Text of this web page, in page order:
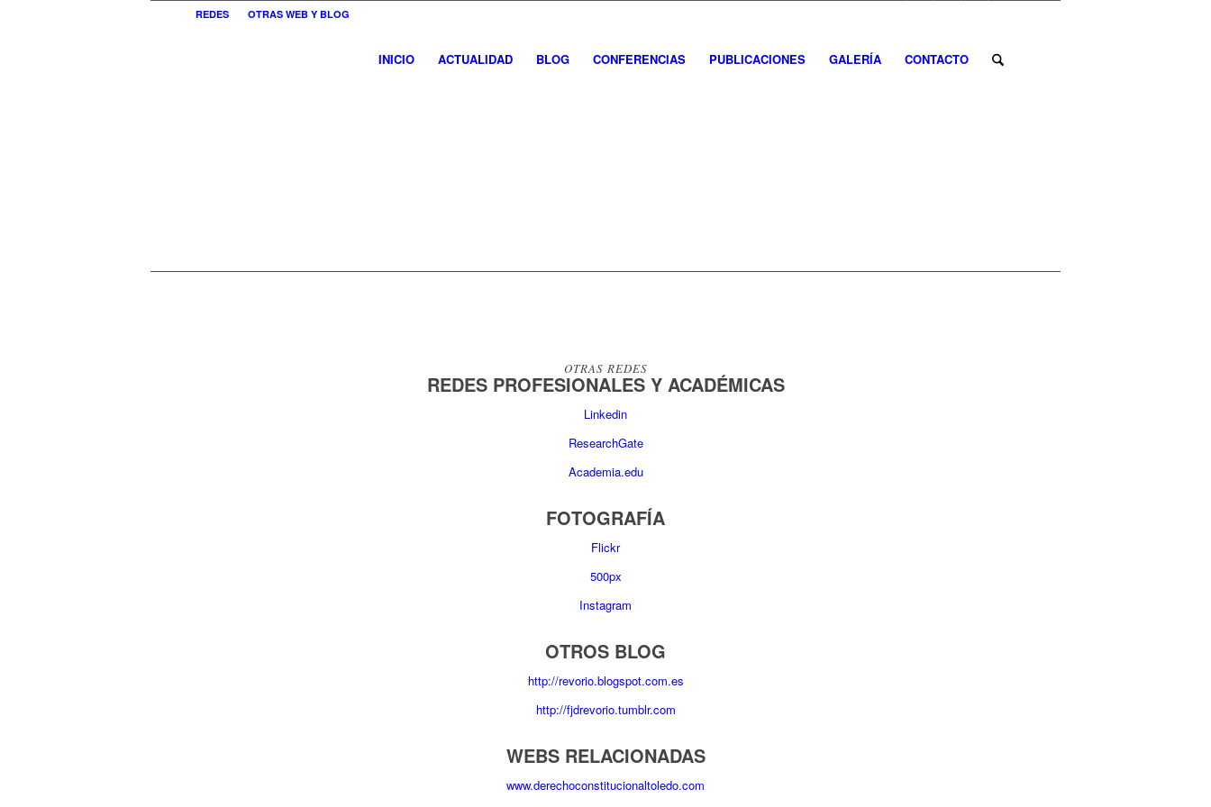
REDES OTRAS WEB Y BLOG
INICIO ACTUALIDAD BLOG CONFERENCIAS PUBLICACIONES GALERÍA CONTACTO
OTRAS REDES
REDES PROFESIONALES Y ACADÉMICAS
Linkedin
ResearchGate
Academia.edu
FOTOGRAFÍA
Flickr
500px
Instagram
OTROS BLOG
http://revorio.blogspot.com.es
http://fjdrevorio.tumblr.com
WEBS RELACIONADAS
www.derechoconstitucionaltoledo.com